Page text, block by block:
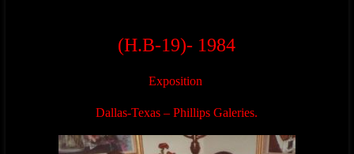
(H.B-19)- 1984
Exposition
Dallas-Texas – Phillips Galeries.